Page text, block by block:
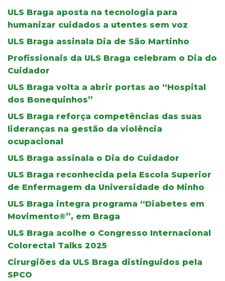
ULS Braga aposta na tecnologia para
humanizar cuidados a utentes sem voz
ULS Braga assinala Dia de São Martinho
Profissionais da ULS Braga celebram o Dia do
Cuidador
ULS Braga volta a abrir portas ao “Hospital
dos Bonequinhos”
ULS Braga reforça competências das suas
lideranças na gestão da violência
ocupacional
ULS Braga assinala o Dia do Cuidador
ULS Braga reconhecida pela Escola Superior
de Enfermagem da Universidade do Minho
ULS Braga integra programa “Diabetes em
Movimento®”, em Braga
ULS Braga acolhe o Congresso Internacional
Colorectal Talks 2025
Cirurgiões da ULS Braga distinguidos pela
SPCO